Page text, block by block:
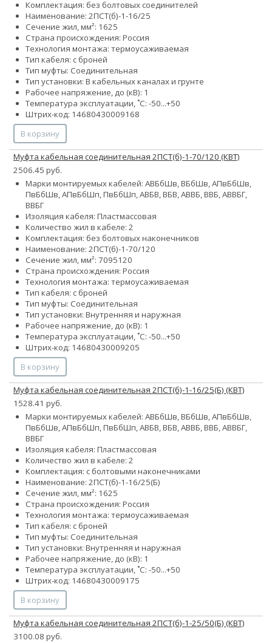
Комплектация: без болтовых соединителей
Наименование: 2ПСТ(б)-1-16/25
Сечение жил, мм²: 1625
Страна происхождения: Россия
Технология монтажа: термоусаживаемая
Тип кабеля: с броней
Тип муфты: Соединительная
Тип установки: В кабельных каналах и грунте
Рабочее напряжение, до (кВ): 1
Температура эксплуатации, ˚С: -50...+50
Штрих-код: 14680430009168
В корзину
Муфта кабельная соединительная 2ПСТ(б)-1-70/120 (КВТ)
2506.45 руб.
Марки монтируемых кабелей: АВБбШв, ВБбШв, АПвБбШв,
ПвБбШв, АПвБбШп, ПвБбШп, АВБВ, ВБВ, АВВБ, ВВБ, АВВБГ,
ВВБГ
Изоляция кабеля: Пластмассовая
Количество жил в кабеле: 2
Комплектация: без болтовых наконечников
Наименование: 2ПСТ(б)-1-70/120
Сечение жил, мм²: 7095120
Страна происхождения: Россия
Технология монтажа: термоусаживаемая
Тип кабеля: с броней
Тип муфты: Соединительная
Тип установки: Внутренняя и наружная
Рабочее напряжение, до (кВ): 1
Температура эксплуатации, ˚С: -50...+50
Штрих-код: 14680430009205
В корзину
Муфта кабельная соединительная 2ПСТ(б)-1-16/25(Б) (КВТ)
1528.41 руб.
Марки монтируемых кабелей: АВБбШв, ВБбШв, АПвБбШв,
ПвБбШв, АПвБбШп, ПвБбШп, АВБВ, ВБВ, АВВБ, ВВБ, АВВБГ,
ВВБГ
Изоляция кабеля: Пластмассовая
Количество жил в кабеле: 2
Комплектация: с болтовыми наконечниками
Наименование: 2ПСТ(б)-1-16/25(Б)
Сечение жил, мм²: 1625
Страна происхождения: Россия
Технология монтажа: термоусаживаемая
Тип кабеля: с броней
Тип муфты: Соединительная
Тип установки: Внутренняя и наружная
Рабочее напряжение, до (кВ): 1
Температура эксплуатации, ˚С: -50...+50
Штрих-код: 14680430009175
В корзину
Муфта кабельная соединительная 2ПСТ(б)-1-25/50(Б) (КВТ)
3100.08 руб.